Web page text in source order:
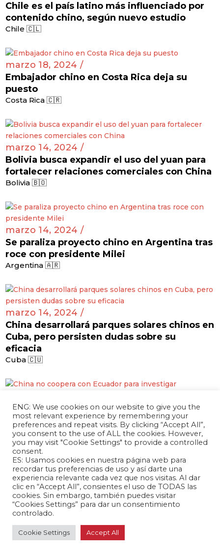
Chile es el país latino más influenciado por
contenido chino, según nuevo estudio
Chile 🇨🇱
marzo 18, 2024 /
Embajador chino en Costa Rica deja su
puesto
Costa Rica 🇨🇷
marzo 14, 2024 /
Bolivia busca expandir el uso del yuan para
fortalecer relaciones comerciales con China
Bolivia 🇧🇴
marzo 14, 2024 /
Se paraliza proyecto chino en Argentina tras
roce con presidente Milei
Argentina 🇦🇷
marzo 14, 2024 /
China desarrollará parques solares chinos en
Cuba, pero persisten dudas sobre su
eficacia
Cuba 🇨🇺
marzo 13, 2024 /
China no coopera con Ecuador para
investigar corrupción del exembajador
Runguo
Ecuador 🇪🇨
marzo 13, 2024 /
Xu Xueyuan fue designada como nueva
embajadora de China en Panamá
Panamá 🇵🇦
ENG: We use cookies on our website to give you the
most relevant experience by remembering your
preferences and repeat visits. By clicking “Accept All”,
you consent to the use of ALL the cookies. However,
you may visit "Cookie Settings" to provide a controlled
consent.
ES: Usamos cookies en nuestra página web para
recordar tus preferencias de uso y así darte una
experiencia relevante cada vez que nos visitas. Al dar
clic en “Accept All”, consientes el uso de TODAS las
cookies. Sin embargo, también puedes visitar
“Cookies Settings” para dar un consentimiento
controlado.
Cookie Settings Accept All